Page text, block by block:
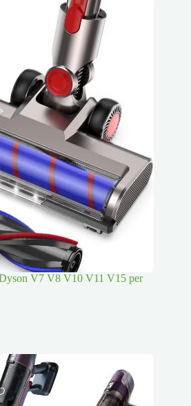
V7 V8 V10 V11 V15 per